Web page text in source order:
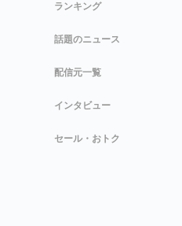
ランキング
話題のニュース
配信元一覧
インタビュー
セール・おトク